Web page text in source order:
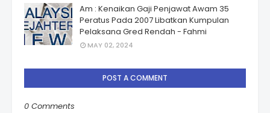
Am : Kenaikan Gaji Penjawat Awam 35
Peratus Pada 2007 Libatkan Kumpulan
Pelaksana Gred Rendah - Fahmi
MAY 02, 2024
POST A COMMENT
0 Comments